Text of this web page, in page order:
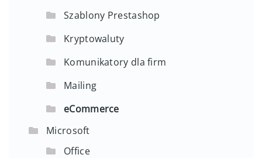
Szablony Prestashop
Kryptowaluty
Komunikatory dla firm
Mailing
eCommerce
Microsoft
Office